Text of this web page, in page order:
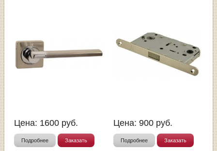
Цена: 1600 руб.
Подробнее Заказать
Цена: 900 руб.
Подробнее Заказать